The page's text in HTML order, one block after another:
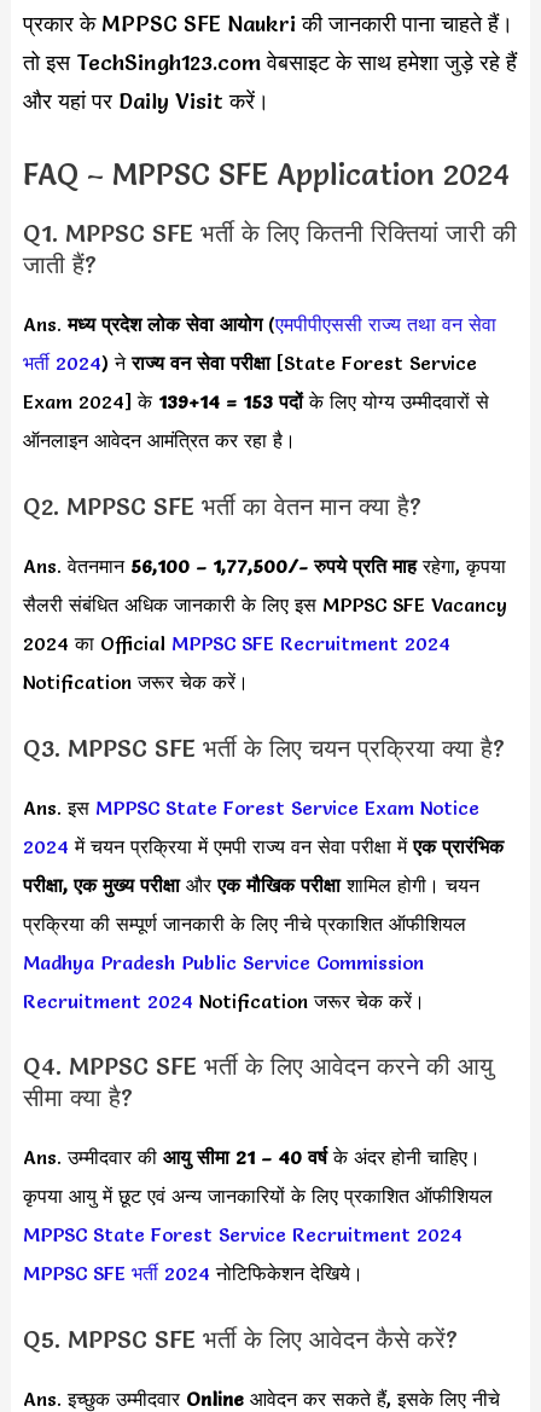
प्रकार के MPPSC SFE Naukri की जानकारी पाना चाहते हैं।
तो इस TechSingh123.com वेबसाइट के साथ हमेशा जुड़े रहे हैं
और यहां पर Daily Visit करें।
FAQ – MPPSC SFE Application 2024
Q1. MPPSC SFE भर्ती के लिए कितनी रिक्तियां जारी की
जाती हैं?
Ans.मध्य प्रदेश लोक सेवा आयोग(एमपीपीएससी राज्य तथा वन सेवा
भर्ती 2024) नेराज्य वन सेवा परीक्षा[State Forest Service
Exam 2024] के 139+14 = 153 पदोंके लिए योग्य उम्मीदवारों से
ऑनलाइन आवेदन आमंत्रित कर रहा है।
Q2. MPPSC SFE भर्ती का वेतन मान क्या है?
Ans. वेतनमान 56,100 – 1,77,500/- रुपये प्रति माहरहेगा, कृपया
सैलरी संबंधित अधिक जानकारी के लिए इस MPPSC SFE Vacancy
2024 का Official MPPSC SFE Recruitment 2024
Notification जरूर चेक करें।
Q3. MPPSC SFE भर्ती के लिए चयन प्रक्रिया क्या है?
Ans. इस MPPSC State Forest Service Exam Notice
2024 में चयन प्रक्रिया में एमपी राज्य वन सेवा परीक्षा मेंएक प्रारंभिक
परीक्षा, एक मुख्य परीक्षा औरएक मौखिक परीक्षाशामिल होगी। चयन
प्रक्रिया की सम्पूर्ण जानकारी के लिए नीचे प्रकाशित ऑफीशियल
Madhya Pradesh Public Service Commission
Recruitment 2024 Notification जरूर चेक करें।
Q4. MPPSC SFE भर्ती के लिए आवेदन करने की आयु
सीमा क्या है?
Ans. उम्मीदवार की आयु सीमा 21 – 40 वर्षके अंदर होनी चाहिए।
कृपया आयु में छूट एवं अन्य जानकारियों के लिए प्रकाशित ऑफीशियल
MPPSC State Forest Service Recruitment 2024
MPPSC SFE भर्ती 2024 नोटिफिकेशन देखिये।
Q5. MPPSC SFE भर्ती के लिए आवेदन कैसे करें?
Ans. इच्छुक उम्मीदवार Online आवेदन कर सकते हैं, इसके लिए नीचे